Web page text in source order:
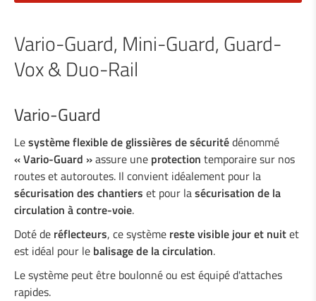
Soudage industriel
Services à l'industrie
Bureau d'études
Sécurité routière
Glissières de sécurité métalliques
Protections pour motocyclistes
Glissières de sécurité en bois
Vario-Guard, Mini-Guard, Guard-
Vox & Duo-Rail
Vario-Guard
Lesystème flexible de glissières de sécuritédénommé
« Vario-Guard »assure une protection temporaire sur nos
routes et autoroutes. Il convient idéalement pour la
sécurisation des chantiers et pour lasécurisation de la
circulation à contre-voie.
Doté de réflecteurs, ce système reste visible jour et nuitet
est idéal pour le balisage de la circulation.
Le système peut être boulonné ou est équipé d'attaches
rapides.